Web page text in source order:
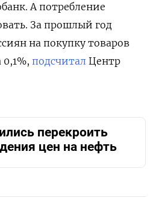
А потребление
За прошлый год
на покупку товаров
0,1%, подсчитал Центр
перекроить
цен на нефть